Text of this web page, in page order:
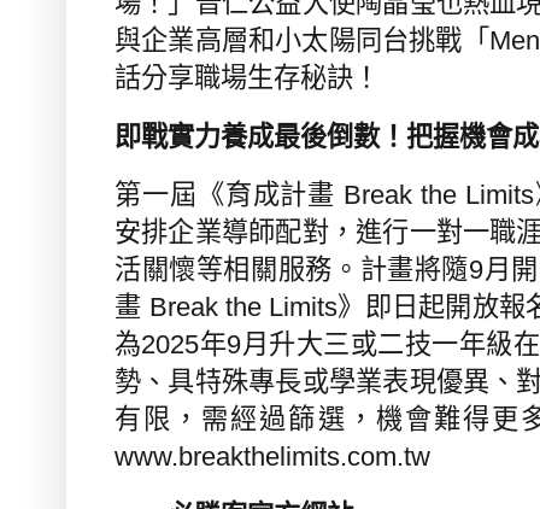
與企業高層和小太陽同台挑戰「
話分享職場生存秘訣！
即戰實力養成最後倒數！把握機會
第一屆《育成計畫 Break the Limits
安排企業導師配對，進行一對一職
活關懷等相關服務。計畫將隨9月
畫 Break the Limits》即日起開放報
為2025年9月升大三或二技一年級
勢、具特殊專長或學業表現優異、
有限，需經過篩選，機會難得更
www.breakthelimits.com.tw